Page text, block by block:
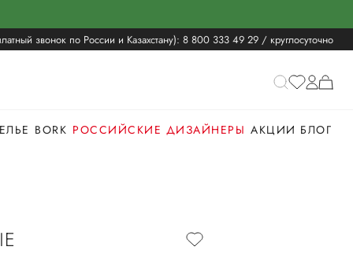
звонок по России и Казахстану): 8 800 333 49 29 / круглосуточно
BORK РОССИЙСКИЕ ДИЗАЙНЕРЫ АКЦИИ БЛОГ